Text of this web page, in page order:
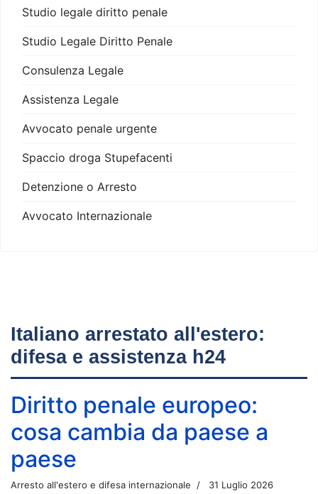
Studio legale diritto penale
Studio Legale Diritto Penale
Consulenza Legale
Assistenza Legale
Avvocato penale urgente
Spaccio droga Stupefacenti
Detenzione o Arresto
Avvocato Internazionale
Italiano arrestato all'estero:
difesa e assistenza h24
Diritto penale europeo:
cosa cambia da paese a
paese
Arresto all'estero e difesa internazionale 31 Luglio 2026